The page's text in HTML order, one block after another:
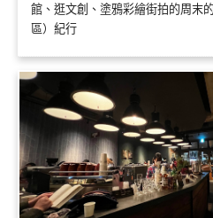
館、逛文創、塗鴉彩繪街拍的周末
區）紀行